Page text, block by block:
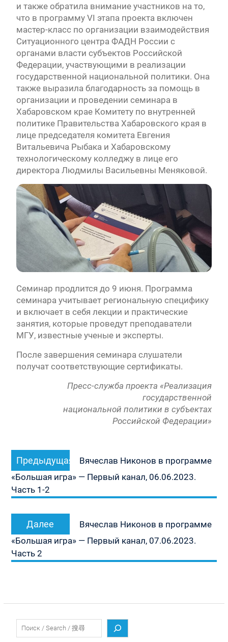
и также обратила внимание участников на то,
что в программу VI этапа проекта включен
мастер-класс по организации взаимодействия
Ситуационного центра ФАДН России с
органами власти субъектов Российской
Федерации, участвующими в реализации
государственной национальной политики. Она
также выразила благодарность за помощь в
организации и проведении семинара в
Хабаровском крае Комитету по внутренней
политике Правительства Хабаровского края в
лице председателя комитета Евгения
Витальевича Рыбака и Хабаровскому
технологическому колледжу в лице его
директора Людмилы Васильевны Меняковой.
Семинар продлится до 9 июня. Программа
семинара учитывает региональную специфику
и включает в себя лекции и практические
занятия, которые проведут преподаватели
МГУ, известные ученые и эксперты.
После завершения семинара слушатели
получат соответствующие сертификаты.
Пресс-служба проекта «Реализация
государственной
национальной политики в субъектах
Российской Федерации»
по
записям
Предыдущая
запись:
Вячеслав Никонов в программе
«Большая игра» — Первый канал, 06.06.2023.
Часть 1-2
Далее
запись:
Вячеслав Никонов в программе
«Большая игра» — Первый канал, 07.06.2023.
Часть 2